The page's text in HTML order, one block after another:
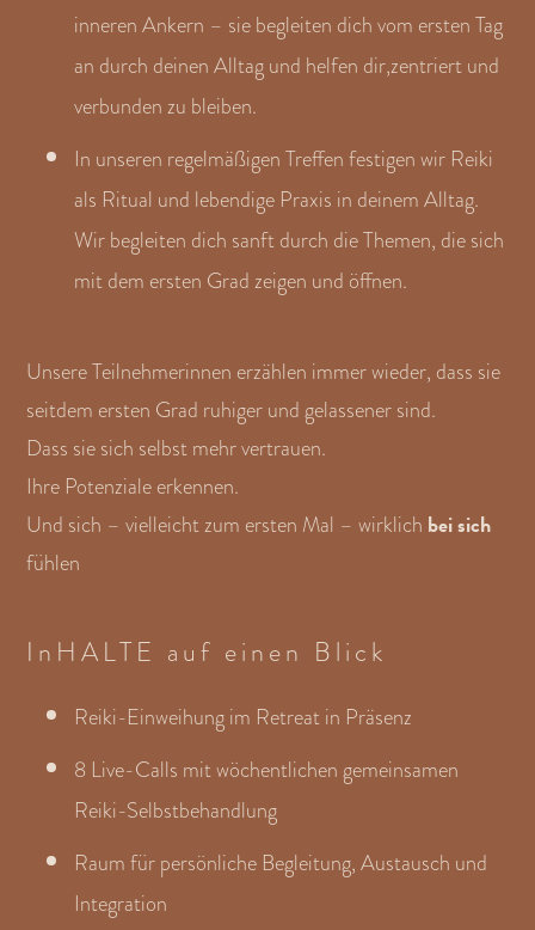
inneren Ankern – sie begleiten dich vom ersten Tag
an durch deinen Alltag und helfen dir,zentriert und
verbunden zu bleiben.
In unseren regelmäßigen Treffen festigen wir Reiki
als Ritual und lebendige Praxis in deinem Alltag.
Wir begleiten dich sanft durch die Themen, die sich
mit dem ersten Grad zeigen und öffnen.
Unsere Teilnehmerinnen erzählen immer wieder, dass sie
seitdem ersten Grad ruhiger und gelassener sind.
Dass sie sich selbst mehr vertrauen.
Ihre Potenziale erkennen.
Und sich – vielleicht zum ersten Mal – wirklich bei sich
fühlen
InHALTE auf einen Blick
Reiki-Einweihung im Retreat in Präsenz
8 Live-Calls mit wöchentlichen gemeinsamen
Reiki-Selbstbehandlung
Raum für persönliche Begleitung, Austausch und
Integration